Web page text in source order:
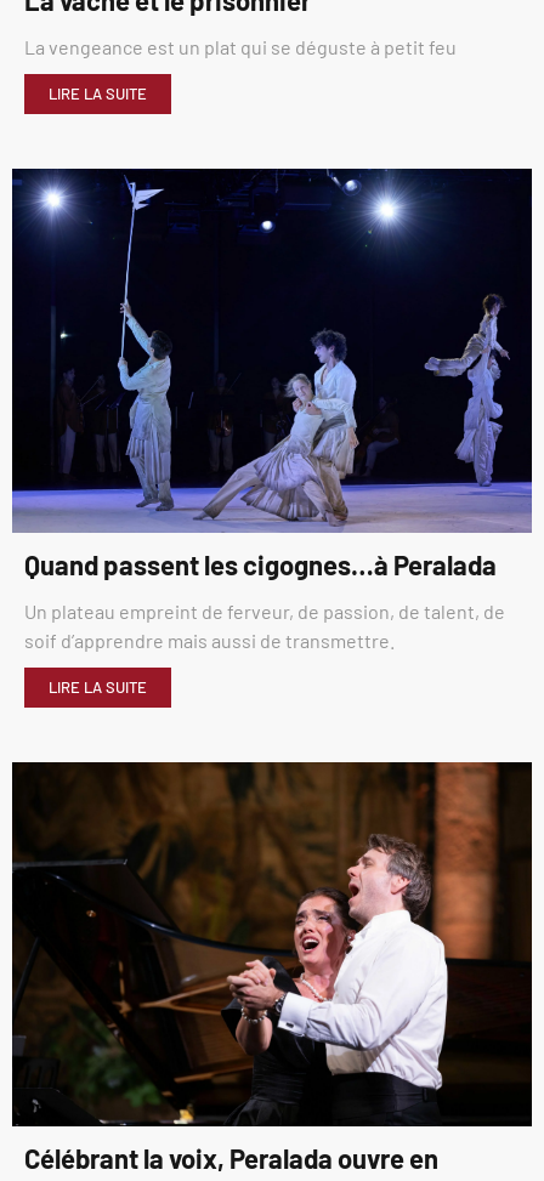
La vengeance est un plat qui se déguste à petit feu
LIRE LA SUITE
Quand passent les cigognes…à Peralada
Un plateau empreint de ferveur, de passion, de talent, de
soif d’apprendre mais aussi de transmettre.
LIRE LA SUITE
Célébrant la voix, Peralada ouvre en